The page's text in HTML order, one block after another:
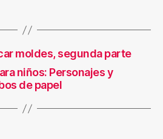
moldes, segunda parte
niños: Personajes y
de papel